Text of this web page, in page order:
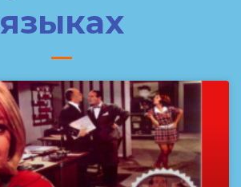
языках